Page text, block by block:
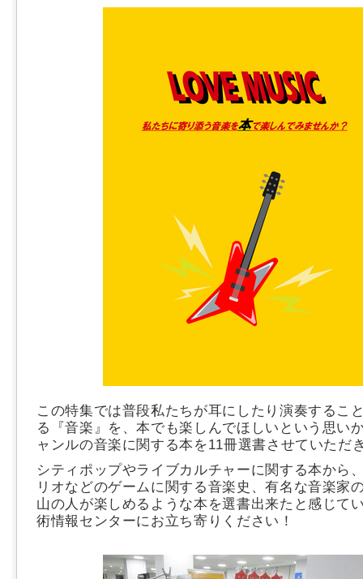
この特集では普段私たちが耳にしたり演奏するこ
る『音楽』を、本でも楽しんでほしいという思い
ャンルの音楽に関する本を11冊選書させていただ
シティポップやライブカルチャーに関する本から
リオなどのゲームに関する音楽史、有名な音楽家
山の人が楽しめるような本を選書出来たと感じて
術情報センターにお立ち寄りください！